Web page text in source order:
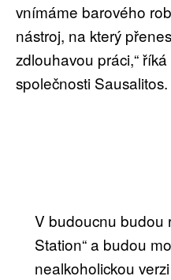
vnímáme barového
nástroj, na který
zdlouhavou práci,“
společnosti Sausalitos.
V budoucnu budou
Station“ a budou
nealkoholickou